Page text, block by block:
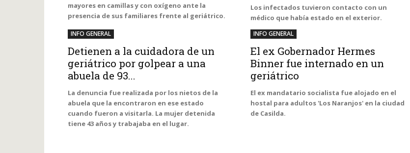
mayores en camillas y con oxígeno ante la
presencia de sus familiares frente al geriátrico.
Los infectados tuvieron contacto con un
médico que había estado en el exterior.
INFO GENERAL
Detienen a la cuidadora de un
geriátrico por golpear a una
abuela de 93...
La denuncia fue realizada por los nietos de la
abuela que la encontraron en ese estado
cuando fueron a visitarla. La mujer detenida
tiene 43 años y trabajaba en el lugar.
INFO GENERAL
El ex Gobernador Hermes
Binner fue internado en un
geriátrico
El ex mandatario socialista fue alojado en el
hostal para adultos 'Los Naranjos' en la ciudad
de Casilda.